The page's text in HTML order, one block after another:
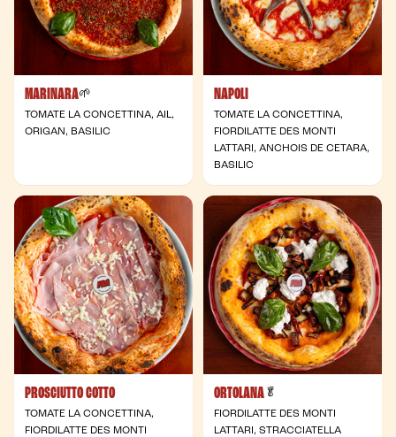
MARINARA🌱
TOMATE LA CONCETTINA, AIL,
ORIGAN, BASILIC
NAPOLI
TOMATE LA CONCETTINA,
FIORDILATTE DES MONTI
LATTARI, ANCHOIS DE CETARA,
BASILIC
PROSCIUTTO COTTO
TOMATE LA CONCETTINA,
FIORDILATTE DES MONTI
ORTOLANA 🥬
FIORDILATTE DES MONTI
LATTARI, STRACCIATELLA